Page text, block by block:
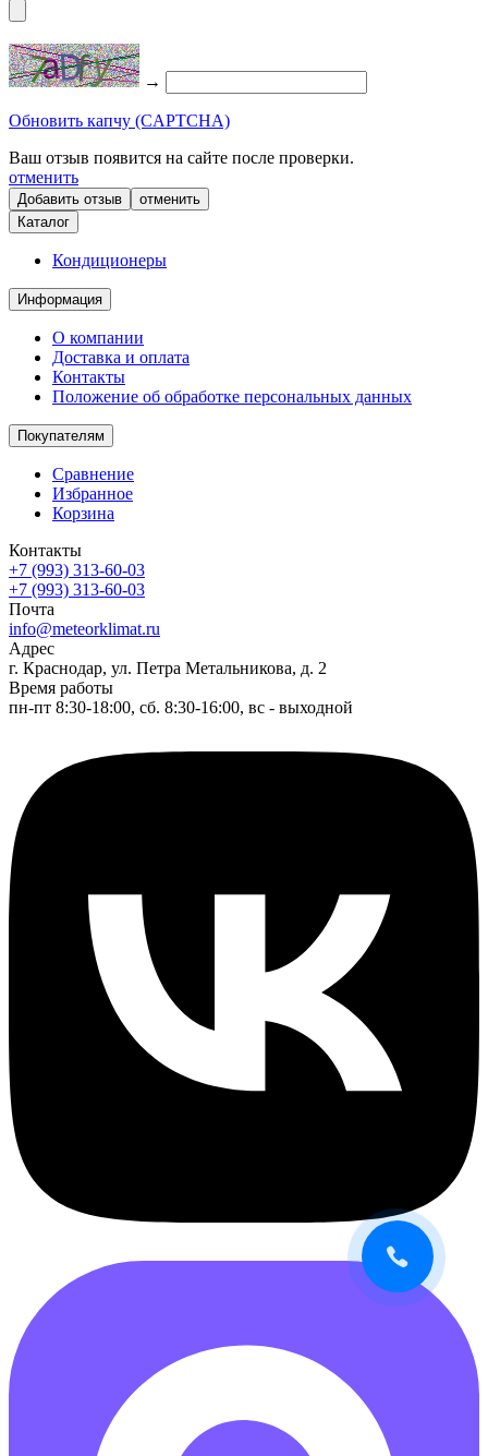
→
Обновить капчу (CAPTCHA)
Ваш отзыв появится на сайте после проверки.
отменить
отменить
Каталог
Кондиционеры
Информация
О компании
Доставка и оплата
Контакты
Положение об обработке персональных данных
Покупателям
Сравнение
Избранное
Корзина
Контакты
+7 (993) 313-60-03
+7 (993) 313-60-03
Почта
info@meteorklimat.ru
Адрес
г. Краснодар, ул. Петра Метальникова, д. 2
Время работы
пн-пт 8:30-18:00, сб. 8:30-16:00, вс - выходной